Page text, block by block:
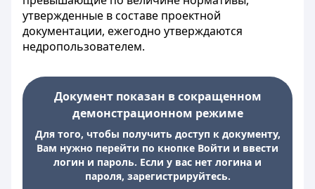
утвержденные в составе проектной
документации, ежегодно утверждаются
недропользователем.
Документ показан в сокращенном
демонстрационном режиме
Для того, чтобы получить доступ к документу,
Вам нужно перейти по кнопке Войти и ввести
логин и пароль. Если у вас нет логина и
пароля, зарегистрируйтесь.